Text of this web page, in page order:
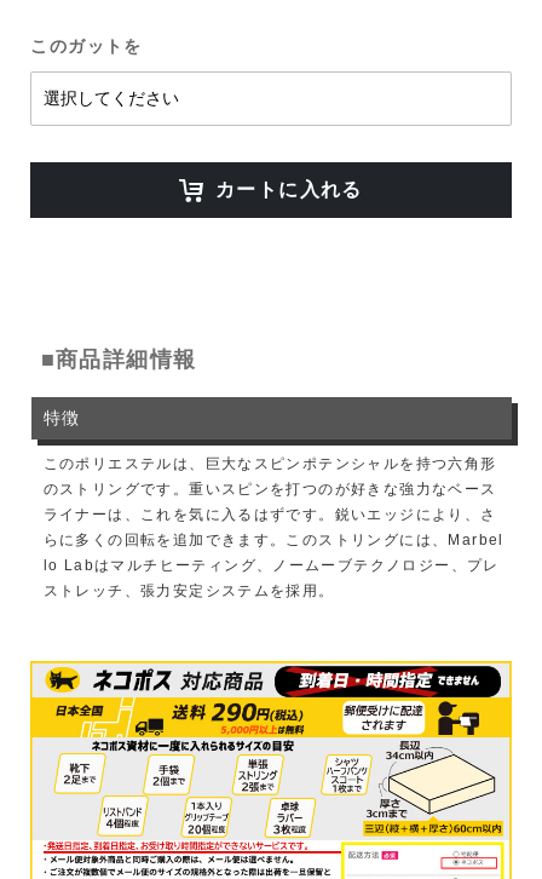
このガットを
カートに入れる
■商品詳細情報
特徴
このポリエステルは、巨大なスピンポテンシャルを持つ六角形
のストリングです。重いスピンを打つのが好きな強力なベース
ライナーは、これを気に入るはずです。鋭いエッジにより、さ
らに多くの回転を追加できます。このストリングには、Marbel
lo Labはマルチヒーティング、ノームーブテクノロジー、プレ
ストレッチ、張力安定システムを採用。